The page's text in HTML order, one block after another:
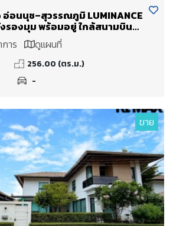
อนนุช–สุวรรณภูมิ LUMINANCE
รองมุม พร้อมอยู่ ใกล้สนามบิน
าร ดูแผนที่
256.00 (ตร.ม.)
-
ขาย